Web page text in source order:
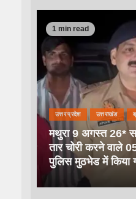
1 min read
उत्तर प्रदेश उत्तराखंड
मथुरा 9 अगस्त 26*
तार चोरी करने वाले
पुलिस मुठभेड में किया